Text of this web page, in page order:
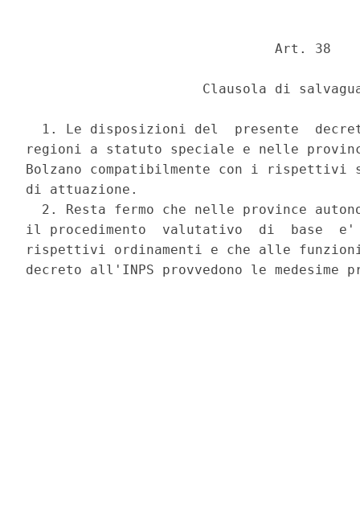
                               Art. 38
Clausola di
1. Le disposizioni del  presente
regioni a statuto speciale e nelle
Bolzano compatibilmente con i
di attuazione.
2. Resta fermo che nelle province
il procedimento  valutativo  di  base
rispettivi ordinamenti e che alle